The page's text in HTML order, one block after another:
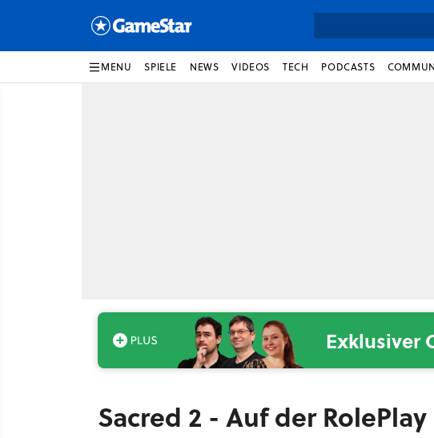
MENU SPIELE NEWS VIDEOS TECH PODCASTS
Exklusiver
Sacred 2 - Auf der